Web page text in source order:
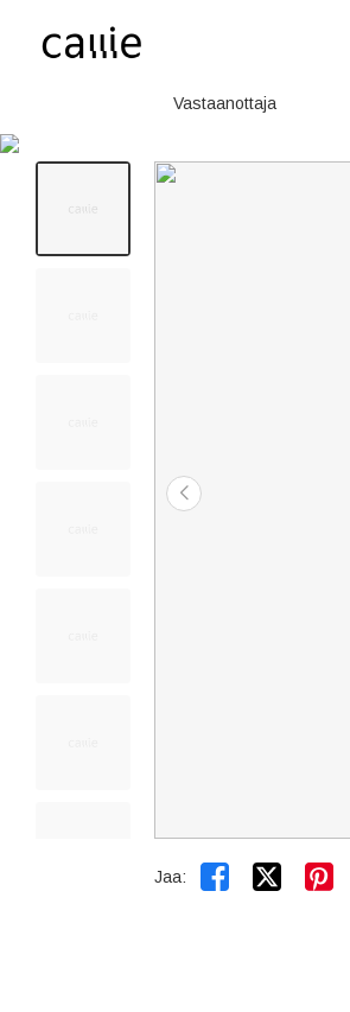
Vastaanottaja
Jaa:  